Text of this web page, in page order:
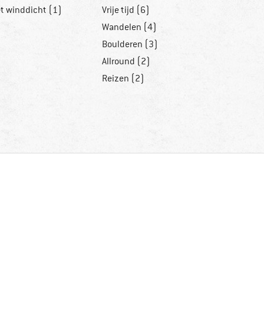
winddicht (1)
Vrije tijd (6)
Wandelen (4)
Boulderen (3)
Allround (2)
Reizen (2)